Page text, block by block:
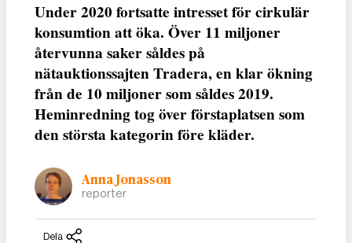
Under 2020 fortsatte intresset för cirkulär
konsumtion att öka. Över 11 miljoner
återvunna saker såldes på
nätauktionssajten Tradera, en klar ökning
från de 10 miljoner som såldes 2019.
Heminredning tog över förstaplatsen som
den största kategorin före kläder.
Anna Jonasson
reporter
Dela